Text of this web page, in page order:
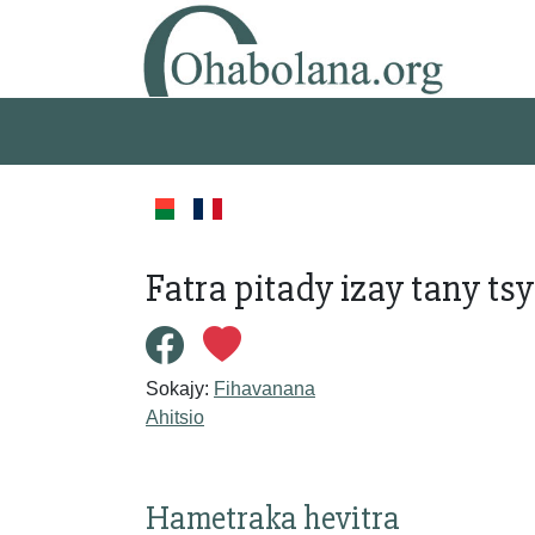
Fatra pitady izay tany
Sokajy: Fihavanana
Ahitsio
Hametraka hevitra